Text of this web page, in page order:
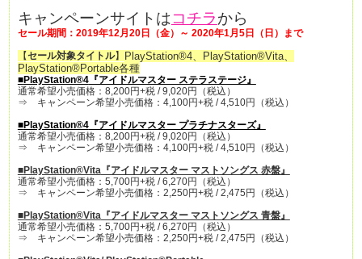
キャンペーンサイトはコチラから
セール期間：2019年12月20日（金）～ 2020年1月5日（日）まで
【セール対象タイトル】
PlayStation®4、PlayStation®Vita、
PlayStation®Portable各種
■PlayStation®4『アイドルマスター ステラステージ』
通常希望小売価格：8,200円+税 / 9,020円（税込）
⇒ キャンペーン希望小売価格：4,100円+税 / 4,510円（税込）
■PlayStation®4『アイドルマスター プラチナスターズ』
通常希望小売価格：8,200円+税 / 9,020円（税込）
⇒ キャンペーン希望小売価格：4,100円+税 / 4,510円（税込）
■PlayStation®Vita『アイドルマスター マストソングス 赤盤』
通常希望小売価格：5,700円+税 / 6,270円（税込）
⇒ キャンペーン希望小売価格：2,250円+税 / 2,475円（税込）
■PlayStation®Vita『アイドルマスター マストソングス 青盤』
通常希望小売価格：5,700円+税 / 6,270円（税込）
⇒ キャンペーン希望小売価格：2,250円+税 / 2,475円（税込）